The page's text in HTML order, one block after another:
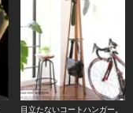
目立たないコートハンガー。